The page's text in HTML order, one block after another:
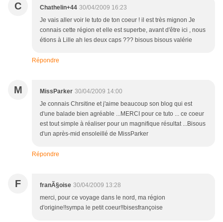
C Chathelin+44 30/04/2009 16:23
Je vais aller voir le tuto de ton coeur ! il est très mignon Je
connais cette région et elle est superbe, avant d'être ici , nous
étions à Lille ah les deux caps ??? bisous bisous valérie
Répondre
M MissParker 30/04/2009 14:00
Je connais Chrsitine et j'aime beaucoup son blog qui est
d'une balade bien agréable ...MERCI pour ce tuto ... ce coeur
est tout simple à réaliser pour un magnifique résultat ...Bisous
d'un après-mid ensoleillé de MissParker
Répondre
F franÃ§oise 30/04/2009 13:28
merci, pour ce voyage dans le nord, ma région
d'origine!!sympa le petit coeur!!bisesfrançoise